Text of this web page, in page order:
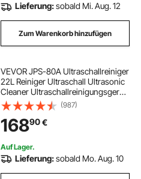
Lieferung:sobald Mi. Aug. 12
Zum Warenkorb hinzufügen
VEVOR JPS-80A Ultraschallreiniger
22L Reiniger Ultraschall Ultrasonic
Cleaner Ultraschallreinigungsgerät
Edelstahl mit Digitaler Anzeige für
Schmuck Brillen und Zähne
(987)
16890€
Auf Lager.
Lieferung:sobald Mo. Aug. 10